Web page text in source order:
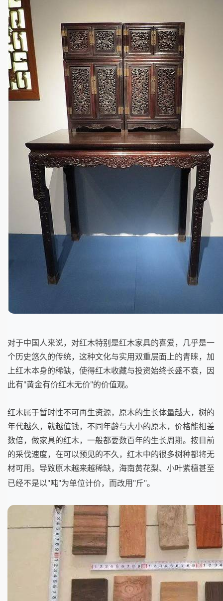
对于中国人来说，对红木特别是红木家具的喜爱，几乎是一
个历史悠久的传统，这种文化与实用双重层面上的青睐，加
上红木本身的稀缺，使得红木收藏与投资始终长盛不衰，因
此有"黄金有价红木无价"的价值观。
红木属于暂时性不可再生资源，原木的生长体量越大，树的
年代越久，就越值钱，不同年龄与大小的原木，价格能相差
数倍，做家具的红木，一般都要数百年的生长周期。按目前
的采伐速度，在可以预见的不久，红木中的很多树种都将无
材可用。导致原木越来越稀缺，海南黄花梨、小叶紫檀甚至
已经不是以"吨"为单位计价，而改用"斤"。